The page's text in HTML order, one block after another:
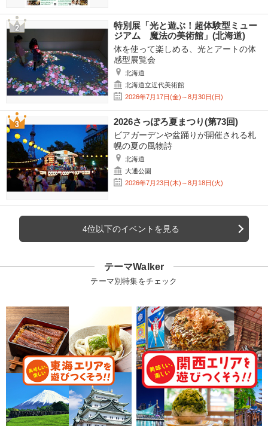
特別展「光と遊ぶ！超体験型ミュー
ジアム 魔法の美術館」(北海道)
体を使って楽しめる、光とアートの体
感型展覧会
北海道
北海道立近代美術館
2026年7月17日(金)～8月30日(日)
2026さっぽろ夏まつり(第73回)
ビアガーデンや盆踊りが開催される札
幌の夏の風物詩
北海道
大通公園
2026年7月23日(木)～8月18日(火)
4位以下のイベントを見る
テーマWalker
テーマ別特集をチェック